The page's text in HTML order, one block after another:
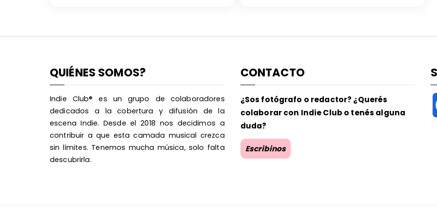
QUIÉNES SOMOS?
Indie Club® es un grupo de colaboradores
dedicados a la cobertura y difusión de la
escena Indie. Desde el 2018 nos decidimos a
contribuir a que esta camada musical crezca
sin límites. Tenemos mucha música, solo falta
descubrirla.
CONTACTO
¿Sos fotógrafo o redactor? ¿Querés
colaborar con Indie Club o tenés alguna
duda?
Escribinos